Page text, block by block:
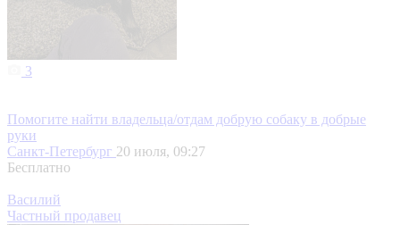
3
Помогите найти владельца/отдам добрую собаку в добрые
руки
Санкт-Петербург 20 июля, 09:27
Бесплатно
Василий
Частный продавец